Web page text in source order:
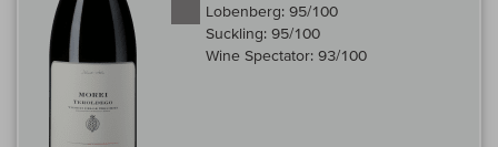
Lobenberg: 95/100
Suckling: 95/100
Wine Spectator: 93/100